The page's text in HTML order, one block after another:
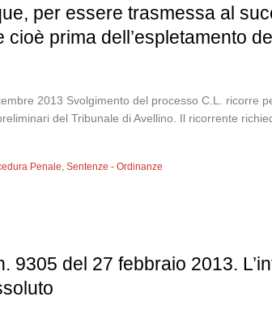
per essere trasmessa al
prima dell’espletamento
2013 Svolgimento del processo C.L. ricorre
del Tribunale di Avellino. Il ricorrente
Penale,Sentenze - Ordinanze
del 27 febbraio 2013.